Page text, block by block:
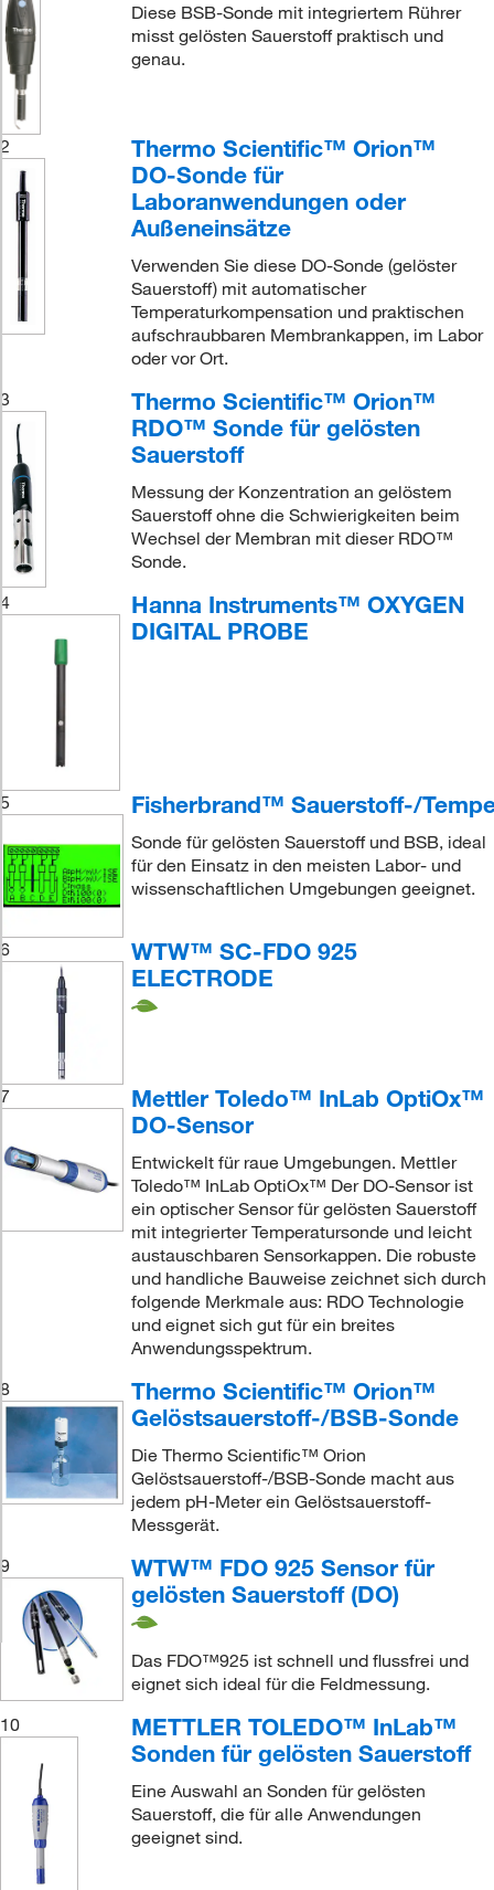
Diese BSB-Sonde mit integriertem Rührer
misst gelösten Sauerstoff praktisch und
genau.
2
Thermo Scientific™ Orion™
DO-Sonde für
Laboranwendungen oder
Außeneinsätze
Verwenden Sie diese DO-Sonde (gelöster
Sauerstoff) mit automatischer
Temperaturkompensation und praktischen
aufschraubbaren Membrankappen, im Labor
oder vor Ort.
3
Thermo Scientific™ Orion™
RDO™ Sonde für gelösten
Sauerstoff
Messung der Konzentration an gelöstem
Sauerstoff ohne die Schwierigkeiten beim
Wechsel der Membran mit dieser RDO™
Sonde.
4
Hanna Instruments™ OXYGEN
DIGITAL PROBE
5 Fisherbrand™ Sauerstoff-/
Sonde für gelösten Sauerstoff und BSB, ideal
für den Einsatz in den meisten Labor- und
wissenschaftlichen Umgebungen geeignet.
6
WTW™ SC-FDO 925
ELECTRODE
7
Mettler Toledo™ InLab OptiOx™
DO-Sensor
Entwickelt für raue Umgebungen. Mettler
Toledo™ InLab OptiOx™ Der DO-Sensor ist
ein optischer Sensor für gelösten Sauerstoff
mit integrierter Temperatursonde und leicht
austauschbaren Sensorkappen. Die robuste
und handliche Bauweise zeichnet sich durch
folgende Merkmale aus: RDO Technologie
und eignet sich gut für ein breites
Anwendungsspektrum.
8
Thermo Scientific™ Orion™
Gelöstsauerstoff-/BSB-Sonde
Die Thermo Scientific™ Orion
Gelöstsauerstoff-/BSB-Sonde macht aus
jedem pH-Meter ein Gelöstsauerstoff-
Messgerät.
9
WTW™ FDO 925 Sensor für
gelösten Sauerstoff (DO)
Das FDO™925 ist schnell und flussfrei und
eignet sich ideal für die Feldmessung.
10
METTLER TOLEDO™ InLab™
Sonden für gelösten Sauerstoff
Eine Auswahl an Sonden für gelösten
Sauerstoff, die für alle Anwendungen
geeignet sind.